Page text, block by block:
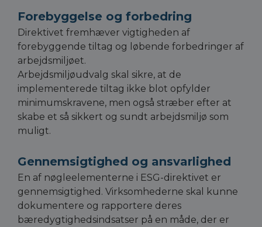
Forebyggelse og forbedring
Direktivet fremhæver vigtigheden af
forebyggende tiltag og løbende forbedringer af
arbejdsmiljøet.
Arbejdsmiljøudvalg skal sikre, at de
implementerede tiltag ikke blot opfylder
minimumskravene, men også stræber efter at
skabe et så sikkert og sundt arbejdsmiljø som
muligt.
Gennemsigtighed og ansvarlighed
En af nøgleelementerne i ESG-direktivet er
gennemsigtighed. Virksomhederne skal kunne
dokumentere og rapportere deres
bæredygtighedsindsatser på en måde, der er